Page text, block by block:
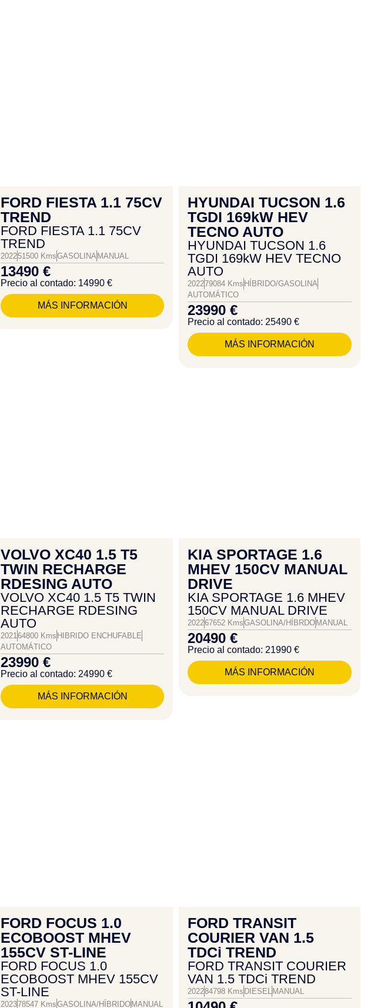
FORD FIESTA 1.1 75CV
TREND
FORD FIESTA 1.1 75CV
TREND
202251500 KmsGASOLINA MANUAL
13490 €
Precio al contado: 14990 €
MÁS INFORMACIÓN
HYUNDAI TUCSON 1.6
TGDI 169kW HEV
TECNO AUTO
HYUNDAI TUCSON 1.6
TGDI 169kW HEV TECNO
AUTO
202279084 Kms HÍBRIDO/GASOLINA
AUTOMÁTICO
23990 €
Precio al contado: 25490 €
MÁS INFORMACIÓN
VOLVO XC40 1.5 T5
TWIN RECHARGE
RDESING AUTO
VOLVO XC40 1.5 T5 TWIN
RECHARGE RDESING
AUTO
2021 64800 Kms HIBRIDO ENCHUFABLE
AUTOMÁTICO
23990 €
Precio al contado: 24990 €
MÁS INFORMACIÓN
KIA SPORTAGE 1.6
MHEV 150CV MANUAL
DRIVE
KIA SPORTAGE 1.6 MHEV
150CV MANUAL DRIVE
202267652 KmsGASOLINA/HÍBRDOMANUAL
20490 €
Precio al contado: 21990 €
MÁS INFORMACIÓN
FORD FOCUS 1.0
ECOBOOST MHEV
155CV ST-LINE
FORD FOCUS 1.0
ECOBOOST MHEV 155CV
ST-LINE
202378547 KmsGASOLINA/HÍBRIDOMANUAL
FORD TRANSIT
COURIER VAN 1.5
TDCi TREND
FORD TRANSIT COURIER
VAN 1.5 TDCi TREND
202284798 Kms DIESEL MANUAL